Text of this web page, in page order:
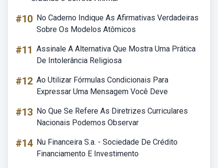
#10 No Caderno Indique As Afirmativas Verdadeiras
Sobre Os Modelos Atômicos
#11 Assinale A Alternativa Que Mostra Uma Prática
De Intolerância Religiosa
#12 Ao Utilizar Fórmulas Condicionais Para
Expressar Uma Mensagem Você Deve
#13 No Que Se Refere As Diretrizes Curriculares
Nacionais Podemos Observar
#14 Nu Financeira S.a. - Sociedade De Crédito
Financiamento E Investimento